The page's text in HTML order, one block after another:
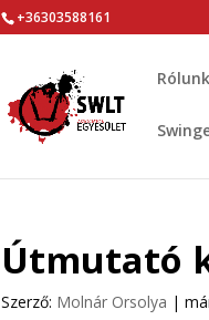
+36303588161
Rólunk
Útmutató
Szerző: Molnár Orsolya |